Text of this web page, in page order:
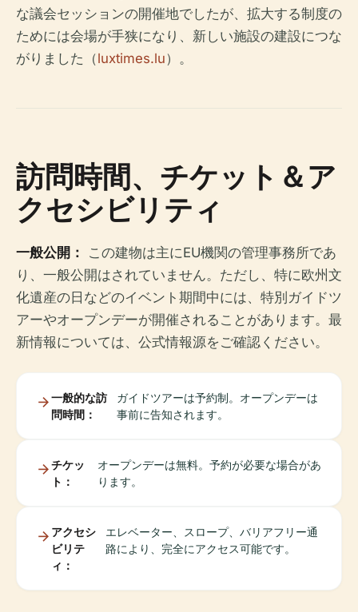
な議会セッションの開催地でしたが、拡大する制度の
ためには会場が手狭になり、新しい施設の建設につな
がりました（luxtimes.lu）。
訪問時間、チケット＆ア
クセシビリティ
一般公開：
この建物は主にEU機関の管理事務所であ
り、一般公開はされていません。ただし、特に欧州文
化遺産の日などのイベント期間中には、特別ガイドツ
アーやオープンデーが開催されることがあります。最
新情報については、公式情報源をご確認ください。
一般的な訪
問時間：
ガイドツアーは予約制。オープンデーは
事前に告知されます。
チケッ
ト：
オープンデーは無料。予約が必要な場合があ
ります。
アクセシ
ビリテ
ィ：
エレベーター、スロープ、バリアフリー通
路により、完全にアクセス可能です。